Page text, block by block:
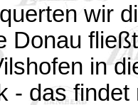
wir
Donau
in
- das